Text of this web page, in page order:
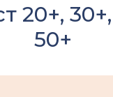
20+,
50+